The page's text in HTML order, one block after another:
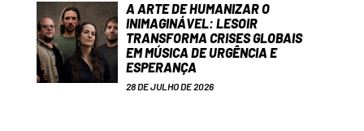
A ARTE DE HUMANIZAR O
INIMAGINÁVEL: LESOIR
TRANSFORMA CRISES GLOBAIS
EM MÚSICA DE URGÊNCIA E
ESPERANÇA
28 DE JULHO DE 2026